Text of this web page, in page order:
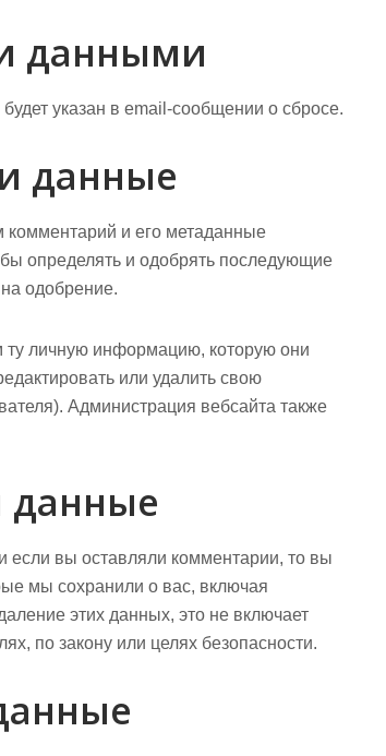
данными
указан в email-сообщении о сбросе.
данные
комментарий и его метаданные
определять и одобрять последующие
одобрение.
ту личную информацию, которую они
или удалить свою
Администрация вебсайта также
данные
если вы оставляли комментарии, то вы
мы сохранили о вас, включая
этих данных, это не включает
по закону или целях безопасности.